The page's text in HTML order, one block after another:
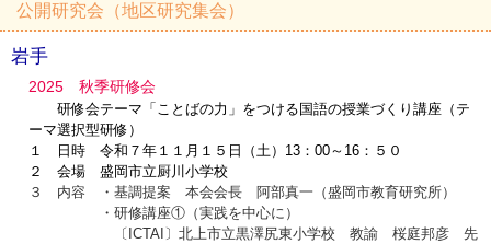
公開研究会（地区研究集会）
岩手
2025 秋季研修会
研修会テーマ「ことばの力」をつける国語の授業づくり講座（テ
ーマ選択型研修）
１ 日時 令和７年１１月１５日（土）13：00～16：５０
２ 会場 盛岡市立厨川小学校
３ 内容 ・基調提案 本会会長 阿部真一（盛岡市教育研究所）
・研修講座①（実践を中心に）
〔ICTAI〕北上市立黒澤尻東小学校 教諭 桜庭邦彦 先